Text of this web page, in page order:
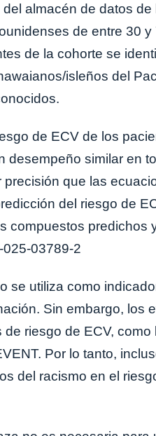
almacén de datos de
de entre 30 y
de la cohorte se
isleños del
de ECV de los
desempeño similar en
que las
del riesgo de
compuestos predichos
03789-2
se utiliza como
Sin embargo, los
riesgo de ECV, como
Por lo tanto,
del racismo en el